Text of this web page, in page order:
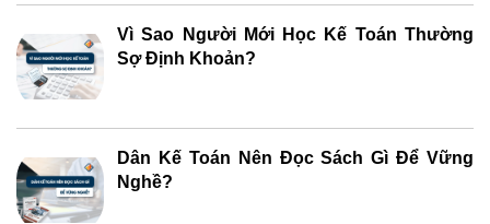
Vì Sao Người Mới Học Kế Toán Thường
Sợ Định Khoản?
Dân Kế Toán Nên Đọc Sách Gì Để Vững
Nghề?